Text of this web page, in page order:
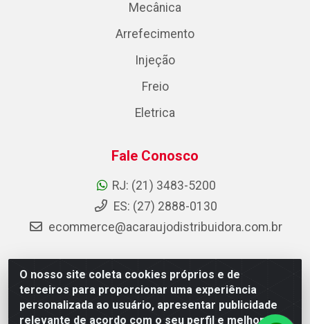
O nosso site coleta cookies próprios e de
terceiros para proporcionar uma experiência
personalizada ao usuário, apresentar publicidade
relevante de acordo com o seu perfil e melhorar a
Mecânica
Arrefecimento
Injeção
Freio
Eletrica
Fale Conosco
RJ: (21) 3483-5200
ES: (27) 2888-0130
ecommerce@acaraujodistribuidora.com.br
AC Araujo Distribuidora - Rua Carneiro de Campos, 42 -
São Cristóvão, Rio de Janeiro/RJ - CEP 20.920-410 -
CNPJ 08.744.753/0003-85